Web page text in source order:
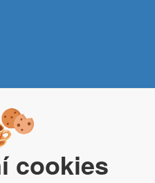
cookies